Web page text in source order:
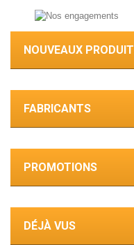
NOUVEAUX
FABRICANTS
PROMOTIONS
DÉJÀ VUS